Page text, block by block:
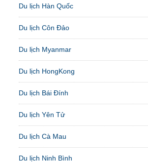
Du lịch Hàn Quốc
Du lịch Côn Đảo
Du lịch Myanmar
Du lịch HongKong
Du lịch Bái Đính
Du lịch Yên Tử
Du lịch Cà Mau
Du lịch Ninh Bình